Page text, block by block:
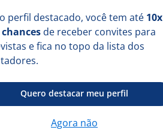
perfil destacado, você tem até 10x
de receber convites para
e fica no topo da lista dos
Quero destacar meu perfil
Agora não